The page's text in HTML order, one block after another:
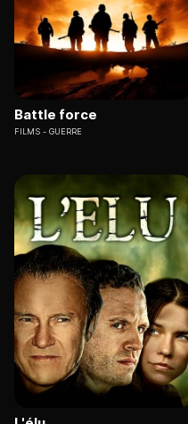
Battle force
FILMS GUERRE